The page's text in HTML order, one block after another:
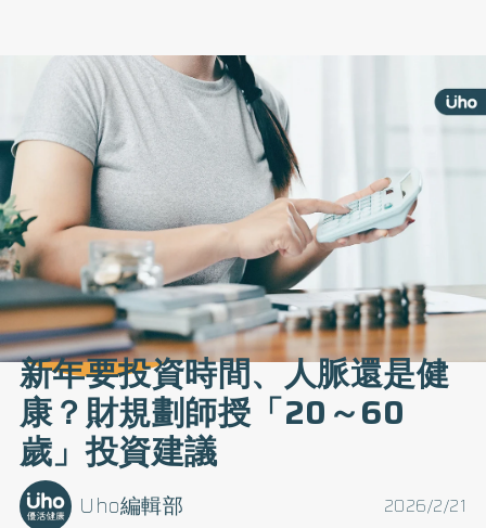
新年要投資時間、人脈還是健
康？財規劃師授「20～60
歲」投資建議
2026/2/21
Uho編輯部